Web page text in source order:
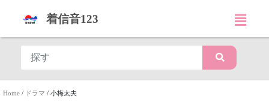
着信音123
Home / ドラマ / 小梅太夫